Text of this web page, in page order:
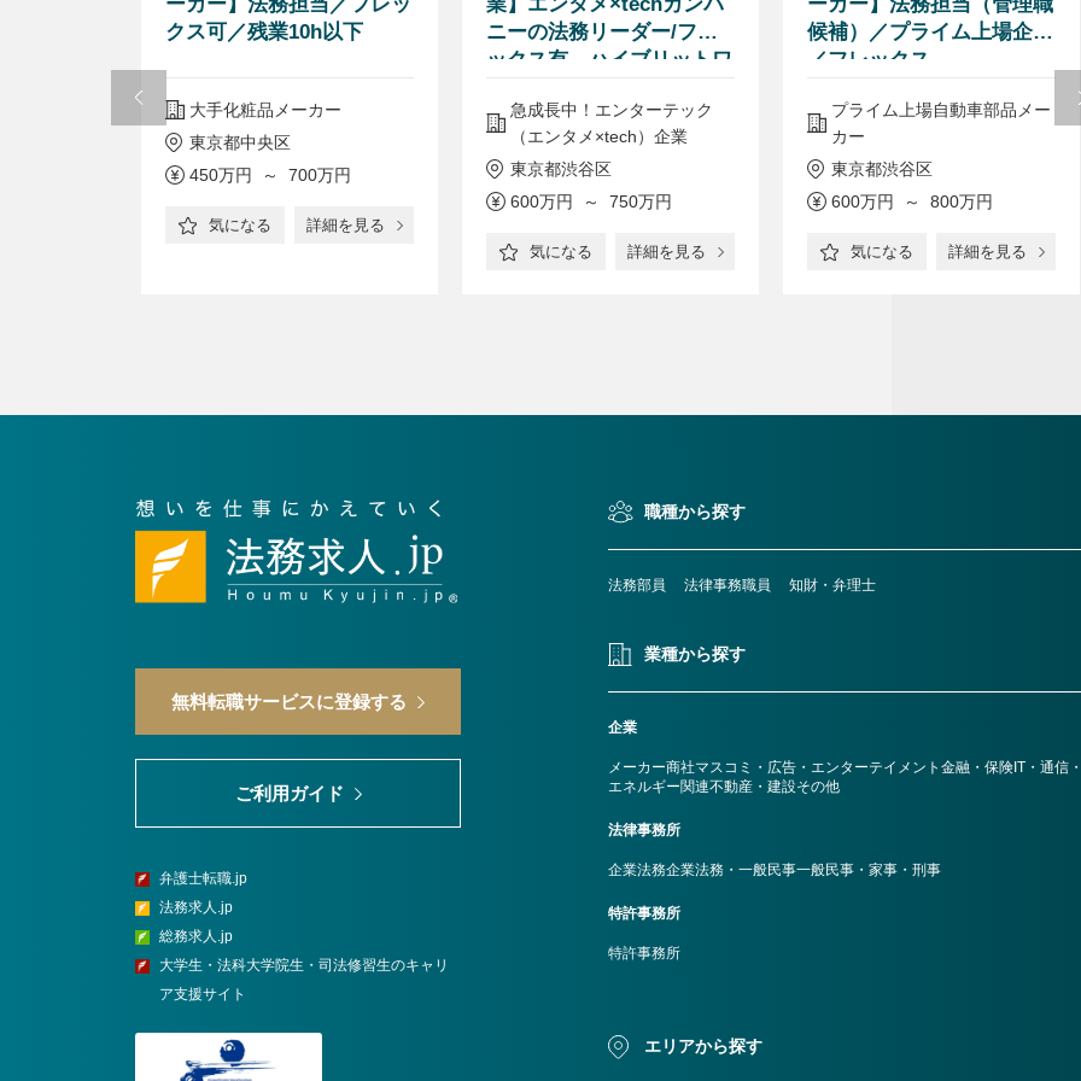
クス可／残業10h以下
大手化粧品メーカー
東京都中央区
450万円 ～ 700万円
気になる 詳細を見る
ニーの法務リーダー/フレ
ックス有、ハイブリットワ
急成長中！エンターテック
（エンタメ×tech）企業
東京都渋谷区
600万円 ～ 750万円
気になる 詳細を見る
候補）／プライム上場企業
／フレックス
プライム上場自動車部品メー
カー
東京都渋谷区
600万円 ～ 800万円
気になる 詳細を見る
無料転職サービスに登録する
ご利用ガイド
弁護士転職.jp
法務求人.jp
総務求人.jp
大学生・法科大学院生・司法修習生のキャリ
ア支援サイト
職種から探す
法務部員 法律事務職員 知財・弁理士
業種から探す
企業
メーカー商社マスコミ・広告・エンターテイメント 金融・保険 IT・通信
エネルギー関連不動産・建設その他
法律事務所
企業法務企業法務・一般民事一般民事・家事・刑事
特許事務所
特許事務所
エリアから探す